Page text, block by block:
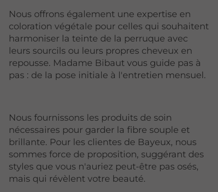
Nous offrons également une expertise en
coloration végétale pour celles qui souhaitent
harmoniser la teinte de la perruque avec
leurs sourcils ou leurs propres cheveux en
repousse. Madame Bibaut vous guide pas à
pas : de la pose initiale à l'entretien mensuel.
Nous fournissons les produits de soin
nécessaires pour garder la fibre souple et
brillante. Pour les clientes de Bayeux, nous
sommes force de proposition, suggérant des
styles que vous n'auriez peut-être pas osés,
mais qui révèlent votre beauté.